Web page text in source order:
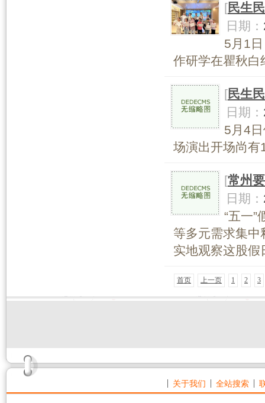
[民生
日期：
5月1
作研学在瞿秋白
[民生
日期：
5月4
场演出开场尚有
[常州
日期：
“五一
等多元需求集
实地观察这股假
首页 上一页 1 2 3
关于我们 全站搜索